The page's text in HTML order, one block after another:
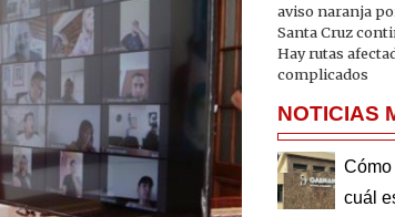
aviso naranja
Santa Cruz
Hay rutas
complicados
NOTICIAS
Cómo
cuál